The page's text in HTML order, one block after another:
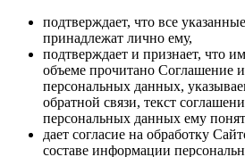
подтверждает, что все
принадлежат лично ему,
подтверждает и признает, что
объеме прочитано Соглашение
персональных данных,
обратной связи, текст
персональных данных ему
дает согласие на обработку
составе информации